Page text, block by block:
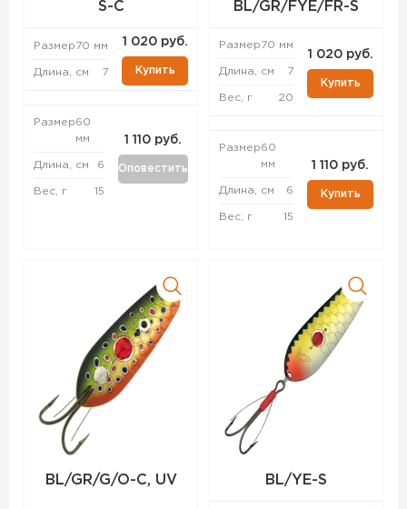
S-C
Размер70 мм
Длина, см 7
1 020 руб.
Купить
Размер60
мм
Длина, см 6
Вес, г 15
1 110 руб.
Оповестить
BL/GR/FYE/FR-S
Размер70 мм
Длина, см 7
Вес, г 20
1 020 руб.
Купить
Размер60
мм
Длина, см 6
Вес, г 15
1 110 руб.
Купить
BL/GR/G/O-C, UV BL/YE-S